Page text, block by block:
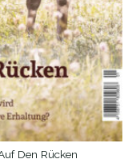
Den Rücken